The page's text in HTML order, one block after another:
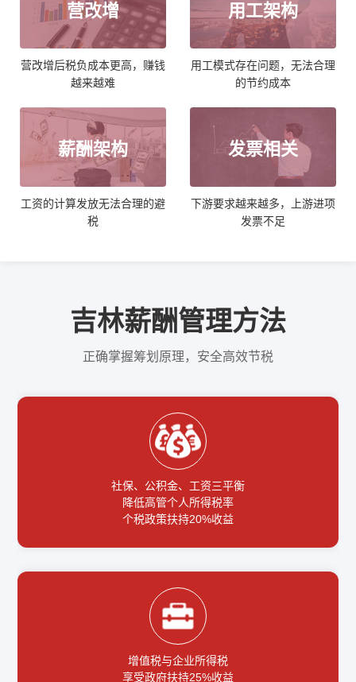
营改增
营改增后税负成本更高，赚钱
越来越难
用工架构
用工模式存在问题，无法合理
的节约成本
薪酬架构
工资的计算发放无法合理的避
税
发票相关
下游要求越来越多，上游进项
发票不足
吉林薪酬管理方法
正确掌握筹划原理，安全高效节税
社保、公积金、工资三平衡
降低高管个人所得税率
个税政策扶持20%收益
增值税与企业所得税
享受政府扶持25%收益